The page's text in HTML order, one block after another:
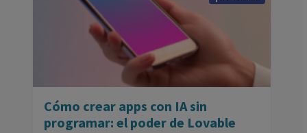
Cómo crear apps con IA sin
programar: el poder de Lovable